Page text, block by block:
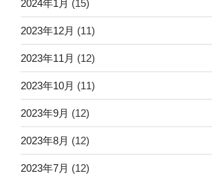
2024年1月 (15)
2023年12月 (11)
2023年11月 (12)
2023年10月 (11)
2023年9月 (12)
2023年8月 (12)
2023年7月 (12)